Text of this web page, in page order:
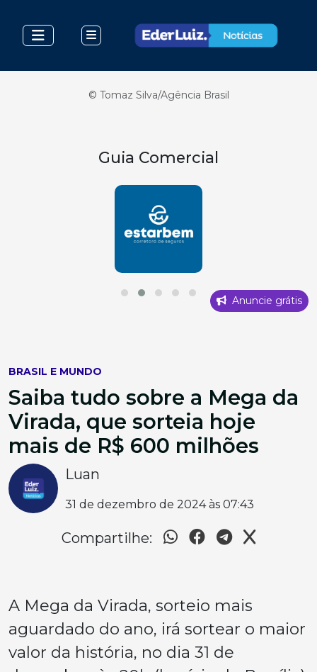
© Tomaz Silva/Agência Brasil
Guia Comercial
Anuncie grátis
BRASIL E MUNDO
Saiba tudo sobre a Mega da
Virada, que sorteia hoje
mais de R$ 600 milhões
Luan
31 de dezembro de 2024 às 07:43
Compartilhe:
A Mega da Virada, sorteio mais
aguardado do ano, irá sortear o maior
valor da história, no dia 31 de